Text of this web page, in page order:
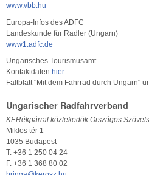
www.vbb.hu
Europa-Infos des ADFC
Landeskunde für Radler (Ungarn)
www1.adfc.de
Ungarisches Tourismusamt
Kontaktdaten hier.
Faltblatt "Mit dem Fahrrad durch Ungarn"
Ungarischer Radfahrverband
KERékpárral közlekedök Országos
Miklos tér 1
1035 Budapest
T. +36 1 250 04 24
F. +36 1 368 80 02